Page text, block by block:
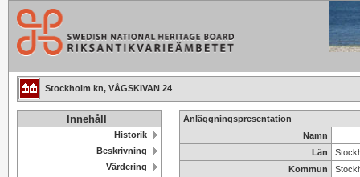
Stockholm kn, VÅGSKIVAN 24
Innehåll
Historik
Beskrivning
Värdering
Anläggningspresentation
Namn
Län
Kommun